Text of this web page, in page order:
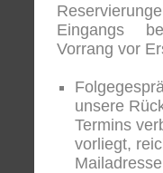
Eingangs
Vorrang vor
unsere
Termins
vorliegt,